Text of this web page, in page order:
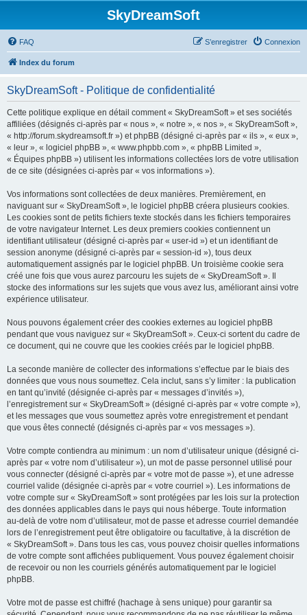
SkyDreamSoft
FAQ Connexion
S’enregistrer
Index du forum
SkyDreamSoft - Politique de confidentialité
Cette politique explique en détail comment « SkyDreamSoft » et ses sociétés
affiliées (désignés ci-après par « nous », « notre », « nos », « SkyDreamSoft »,
« http://forum.skydreamsoft.fr ») et phpBB (désigné ci-après par « ils », « eux »,
« leur », « logiciel phpBB », « www.phpbb.com », « phpBB Limited »,
« Équipes phpBB ») utilisent les informations collectées lors de votre utilisation
de ce site (désignées ci-après par « vos informations »).
Vos informations sont collectées de deux manières. Premièrement, en
naviguant sur « SkyDreamSoft », le logiciel phpBB créera plusieurs cookies.
Les cookies sont de petits fichiers texte stockés dans les fichiers temporaires
de votre navigateur Internet. Les deux premiers cookies contiennent un
identifiant utilisateur (désigné ci-après par « user-id ») et un identifiant de
session anonyme (désigné ci-après par « session-id »), tous deux
automatiquement assignés par le logiciel phpBB. Un troisième cookie sera
créé une fois que vous aurez parcouru les sujets de « SkyDreamSoft ». Il
stocke des informations sur les sujets que vous avez lus, améliorant ainsi votre
expérience utilisateur.
Nous pouvons également créer des cookies externes au logiciel phpBB
pendant que vous naviguez sur « SkyDreamSoft ». Ceux-ci sortent du cadre de
ce document, qui ne couvre que les cookies créés par le logiciel phpBB.
La seconde manière de collecter des informations s’effectue par le biais des
données que vous nous soumettez. Cela inclut, sans s’y limiter : la publication
en tant qu’invité (désignée ci-après par « messages d’invités »),
l’enregistrement sur « SkyDreamSoft » (désigné ci-après par « votre compte »),
et les messages que vous soumettez après votre enregistrement et pendant
que vous êtes connecté (désignés ci-après par « vos messages »).
Votre compte contiendra au minimum : un nom d’utilisateur unique (désigné ci-
après par « votre nom d’utilisateur »), un mot de passe personnel utilisé pour
vous connecter (désigné ci-après par « votre mot de passe »), et une adresse
courriel valide (désignée ci-après par « votre courriel »). Les informations de
votre compte sur « SkyDreamSoft » sont protégées par les lois sur la protection
des données applicables dans le pays qui nous héberge. Toute information
au-delà de votre nom d’utilisateur, mot de passe et adresse courriel demandée
lors de l’enregistrement peut être obligatoire ou facultative, à la discrétion de
« SkyDreamSoft ». Dans tous les cas, vous pouvez choisir quelles informations
de votre compte sont affichées publiquement. Vous pouvez également choisir
de recevoir ou non les courriels générés automatiquement par le logiciel
phpBB.
Votre mot de passe est chiffré (hachage à sens unique) pour garantir sa